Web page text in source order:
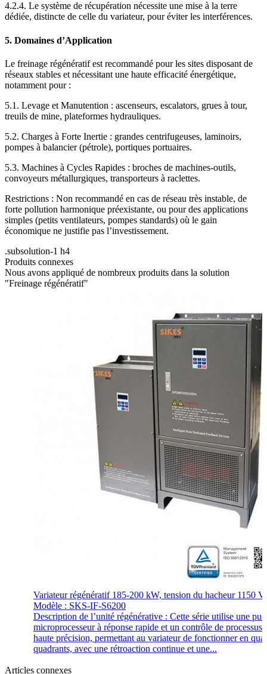
4.2.4. Le système de récupération nécessite une mise à la terre
dédiée, distincte de celle du variateur, pour éviter les interférences.
5. Domaines d’Application
Le freinage régénératif est recommandé pour les sites disposant de
réseaux stables et nécessitant une haute efficacité énergétique,
notamment pour :
5.1. Levage et Manutention : ascenseurs, escalators, grues à tour,
treuils de mine, plateformes hydrauliques.
5.2. Charges à Forte Inertie : grandes centrifugeuses, laminoirs,
pompes à balancier (pétrole), portiques portuaires.
5.3. Machines à Cycles Rapides : broches de machines-outils,
convoyeurs métallurgiques, transporteurs à raclettes.
Restrictions : Non recommandé en cas de réseau très instable, de
forte pollution harmonique préexistante, ou pour des applications
simples (petits ventilateurs, pompes standards) où le gain
économique ne justifie pas l’investissement.
.subsolution-1 h4
Produits connexes
Nous avons appliqué de nombreux produits dans la solution
"Freinage régénératif"
Variateur régénératif 185-200 kW, tension du hacheur 1150 V
Modèle : SKS-IF-S6200
Description de l’unité régénérative : Cette série utilise une
microprocesseur à réponse rapide et un contrôle de processus
haute précision, permettant au variateur de fonctionner en
quadrants, avec une rétroaction continue et une...
Articles connexes